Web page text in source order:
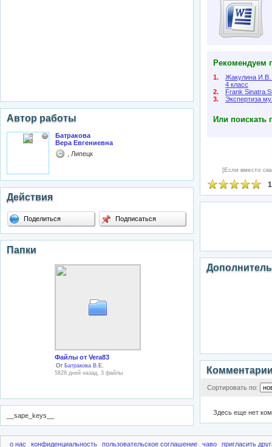
Автор работы
Батракова
Вера Евгениевна
, Липецк
Действия
Поделиться Подписаться
Папки
Файлы от Vera83
От Батракова В.Е.
5828 дней назад, 3 файлы
__sape_keys__
Рекомендуем
1.
Жакулина И.В.
4 класс
2.
Frank
3.
Экспертиза
Или поискать
[Если вместо
Сортировать по:
Здесь еще нет
о нас конфиденциальность пользовательское соглашение чаво пригласить